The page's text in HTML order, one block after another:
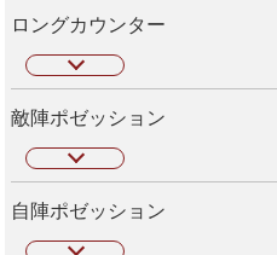
ロングカウンター
敵陣ポゼッション
自陣ポゼッション